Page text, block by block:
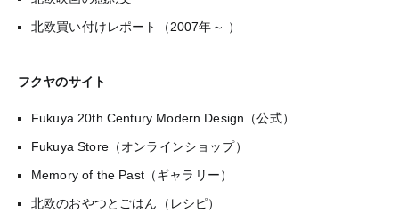
北欧買い付けレポート（2007年～ ）
フクヤのサイト
Fukuya 20th Century Modern Design（公式）
Fukuya Store（オンラインショップ）
Memory of the Past（ギャラリー）
北欧のおやつとごはん（レシピ）